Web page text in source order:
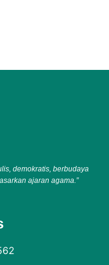
demokratis, berbudaya
ajaran agama.”